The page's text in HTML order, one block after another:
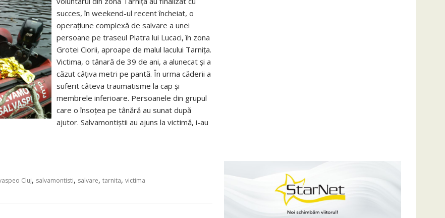
succes, în weekend-ul recent încheiat, o
operațiune complexă de salvare a unei
persoane pe traseul Piatra lui Lucaci, în zona
Grotei Ciorii, aproape de malul lacului Tarnița.
Victima, o tânară de 39 de ani, a alunecat și a
căzut câțiva metri pe pantă. În urma căderii a
suferit câteva traumatisme la cap și
membrele inferioare. Persoanele din grupul
care o însoțea pe tânără au sunat după
ajutor. Salvamontiștii au ajuns la victimă, i-au
Cluj, salvamontisti, salvare, tarnita, victima